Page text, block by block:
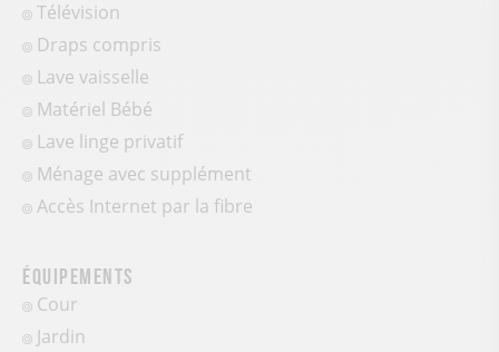
Télévision
Draps compris
Lave vaisselle
Matériel Bébé
Lave linge privatif
Ménage avec supplément
Accès Internet par la fibre
Équipements
Cour
Jardin